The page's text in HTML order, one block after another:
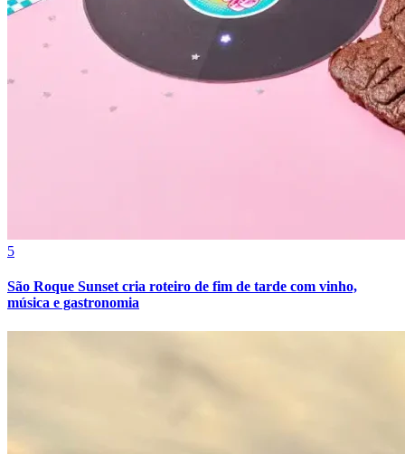
5
São Roque Sunset cria roteiro de fim de tarde com vinho,
música e gastronomia